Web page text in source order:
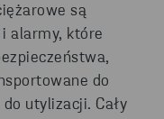
są
alarmy, które
do
utylizacji. Cały